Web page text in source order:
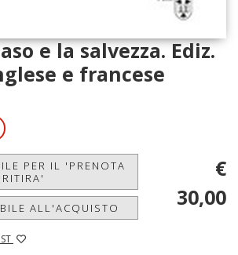
e la salvezza. Ediz.
e francese
PER IL 'PRENOTA
RITIRA'
ALL'ACQUISTO
€
30,00